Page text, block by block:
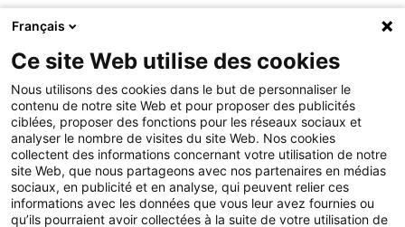
Français
Ce site Web utilise des cookies
Nous utilisons des cookies dans le but de personnaliser le
contenu de notre site Web et pour proposer des publicités
ciblées, proposer des fonctions pour les réseaux sociaux et
analyser le nombre de visites du site Web. Nos cookies
collectent des informations concernant votre utilisation de notre
site Web, que nous partageons avec nos partenaires en médias
sociaux, en publicité et en analyse, qui peuvent relier ces
informations avec les données que vous leur avez fournies ou
qu’ils pourraient avoir collectées à la suite de votre utilisation de